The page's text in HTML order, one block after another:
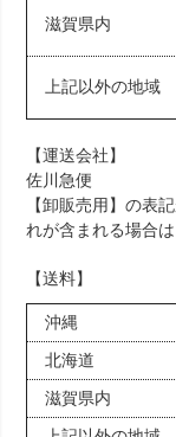
滋賀県内
上記以外の地域
【運送会社】
佐川急便
【卸販売用】の表
れが含まれる場合
【送料】
沖縄
北海道
滋賀県内